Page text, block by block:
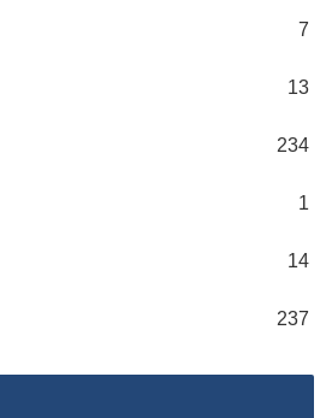
7
13
234
1
14
237